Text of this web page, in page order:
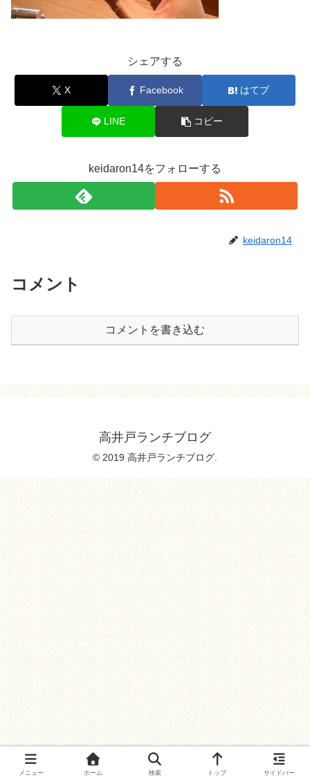
シェアする
X Facebook はてブ
LINE コピー
keidaron14をフォローする
keidaron14
コメント
コメントを書き込む
高井戸ランチブログ
© 2019 高井戸ランチブログ.
メニュー ホーム 検索 トップ サイドバー